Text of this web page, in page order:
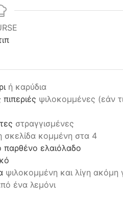
ή καρύδια
ψιλοκομμένες (εάν
στραγγισμένες
σκελίδα κομμένη στα 4
παρθένο ελαιόλαδο
ψιλοκομμένη και λίγη ακόμη
ένα λεμόνι